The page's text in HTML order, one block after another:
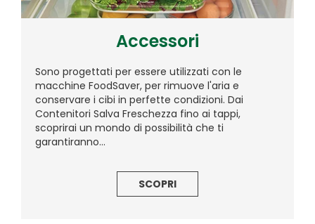
Accessori
Sono progettati per essere utilizzati con le
macchine FoodSaver, per rimuove l'aria e
conservare i cibi in perfette condizioni. Dai
Contenitori Salva Freschezza fino ai tappi,
scoprirai un mondo di possibilità che ti
garantiranno...
SCOPRI